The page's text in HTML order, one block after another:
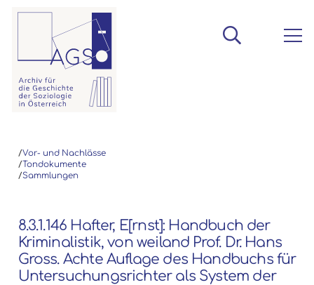
/Vor- und Nachlässe
/Tondokumente
/Sammlungen
8.3.1.146 Hafter, E[rnst]: Handbuch der
Kriminalistik, von weiland Prof. Dr. Hans
Gross. Achte Auflage des Handbuchs für
Untersuchungsrichter als System der